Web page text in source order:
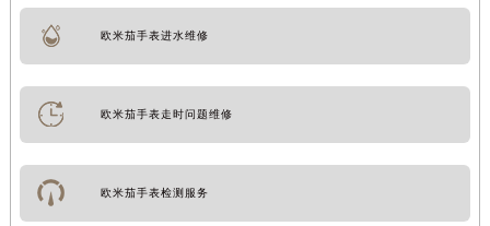
欧米茄手表进水维修
欧米茄手表走时问题维修
欧米茄手表检测服务